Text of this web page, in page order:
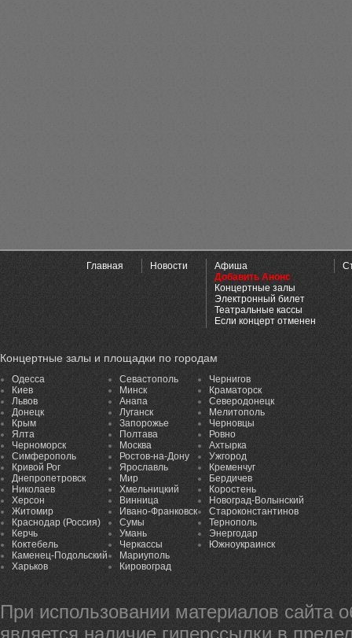
Главная Новости
Афиша
Добавить Анонс
Концертные залы
Электронный билет
Театральные кассы
Если концерт отменен
Концертные залы и площадки по городам
Одесса
Киев
Львов
Донецк
Крым
Ялта
Черноморск
Симферополь
Кривой Рог
Днепропетровск
Николаев
Херсон
Житомир
Краснодар (Россия)
Керчь
Коктебель
Каменец-Подольский
Харьков
Севастополь
Минск
Анапа
Луганск
Запорожье
Полтава
Москва
Ростов-на-Дону
Ярославль
Мир
Хмельницкий
Винница
Ивано-Франковск
Сумы
Умань
Черкассы
Мариуполь
Кировоград
Чернигов
Краматорск
Северодонецк
Мелитополь
Черновцы
Ровно
Ахтырка
Ужгород
Кременчуг
Бердичев
Коростень
Новоград-Волынский
Староконстантинов
Тернополь
Энергодар
Южноукраинск
При использовании материалов сайта
является наличие гиперссылки в